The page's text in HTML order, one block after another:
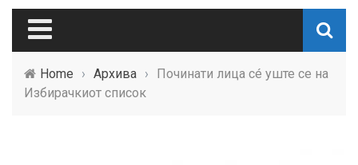
Home › Архива ›
Починати лица сé уште се на
Избирачкиот список